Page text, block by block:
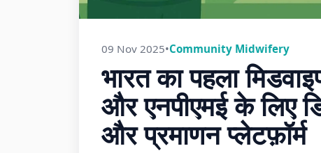
09 Nov 2025•Community Midwifery
भारत का पहला
और एनपीएमई के लिए
और प्रमाणन प्लेटफ़ॉर्म